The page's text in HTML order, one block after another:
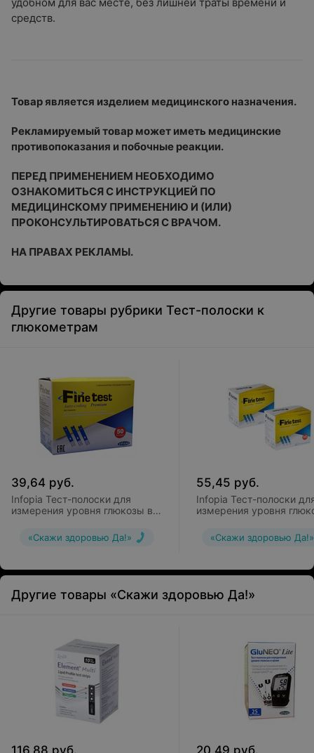
средств.
Товар является изделием медицинского назначения.
Рекламируемый товар может иметь медицинские
противопоказания и побочные реакции.
ПЕРЕД ПРИМЕНЕНИЕМ НЕОБХОДИМО
ОЗНАКОМИТЬСЯ С ИНСТРУКЦИЕЙ ПО
МЕДИЦИНСКОМУ ПРИМЕНЕНИЮ И (ИЛИ)
ПРОКОНСУЛЬТИРОВАТЬСЯ С ВРАЧОМ.
НА ПРАВАХ РЕКЛАМЫ.
Другие товары рубрики Тест-полоски к
глюкометрам
39,64 руб.
Infopia Тест-полоски для
измерения уровня глюкозы в
Autocoding Premium 50
«Скажи здоровью Да!»
55,45 руб.
Infopia Тест-полоски
измерения уровня
Autocoding Premium 100
«Скажи здоровью Да!»
Другие товары «Скажи здоровью Да!»
116,88 руб. 20,49 руб.